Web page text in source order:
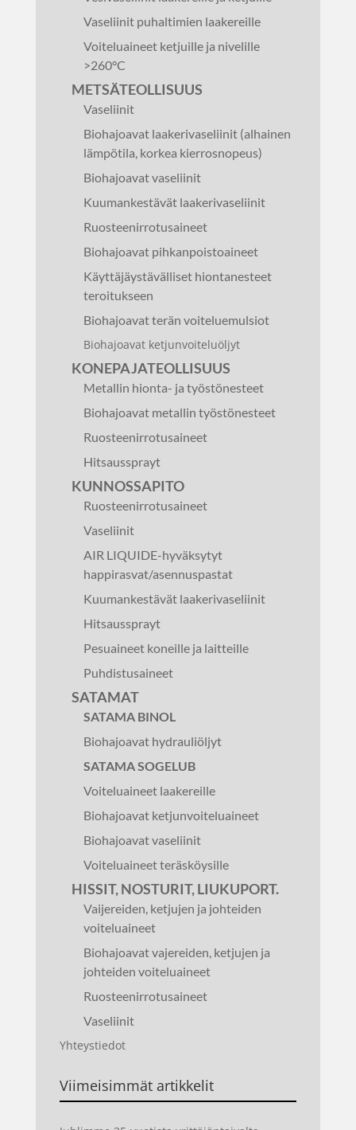
Vaseliinit puhaltimien laakereille
Voiteluaineet ketjuille ja nivelille
>260°C
METSÄTEOLLISUUS
Vaseliinit
Biohajoavat laakerivaseliinit (alhainen
lämpötila, korkea kierrosnopeus)
Biohajoavat vaseliinit
Kuumankestävät laakerivaseliinit
Ruosteenirrotusaineet
Biohajoavat pihkanpoistoaineet
Käyttäjäystävälliset hiontanesteet
teroitukseen
Biohajoavat terän voiteluemulsiot
Biohajoavat ketjunvoiteluöljyt
KONEPAJATEOLLISUUS
Metallin hionta- ja työstönesteet
Biohajoavat metallin työstönesteet
Ruosteenirrotusaineet
Hitsaussprayt
KUNNOSSAPITO
Ruosteenirrotusaineet
Vaseliinit
AIR LIQUIDE-hyväksytyt
happirasvat/asennuspastat
Kuumankestävät laakerivaseliinit
Hitsaussprayt
Pesuaineet koneille ja laitteille
Puhdistusaineet
SATAMAT
SATAMA BINOL
Biohajoavat hydrauliöljyt
SATAMA SOGELUB
Voiteluaineet laakereille
Biohajoavat ketjunvoiteluaineet
Biohajoavat vaseliinit
Voiteluaineet teräsköysille
HISSIT, NOSTURIT, LIUKUPORT.
Vaijereiden, ketjujen ja johteiden
voiteluaineet
Biohajoavat vajereiden, ketjujen ja
johteiden voiteluaineet
Ruosteenirrotusaineet
Vaseliinit
Yhteystiedot
Viimeisimmät artikkelit